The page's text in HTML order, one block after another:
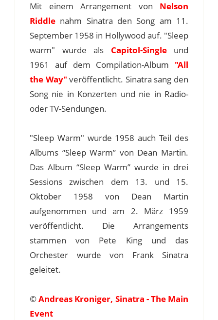
Mit einem Arrangement von Nelson
Riddle nahm Sinatra den Song am 11.
September 1958 in Hollywood auf. "Sleep
warm" wurde als Capitol-Singleund
1961 auf dem Compilation-Album "All
the Way" veröffentlicht. Sinatra sang den
Song nie in Konzerten und nie in Radio-
oder TV-Sendungen.
"Sleep Warm" wurde 1958 auch Teil des
Albums “Sleep Warm” von Dean Martin.
Das Album “Sleep Warm” wurde in drei
Sessions zwischen dem 13. und 15.
Oktober 1958 von Dean Martin
aufgenommen und am 2. März 1959
veröffentlicht. Die Arrangements
stammen von Pete King und das
Orchester wurde von Frank Sinatra
geleitet.
©Andreas Kroniger, Sinatra - The Main
Event